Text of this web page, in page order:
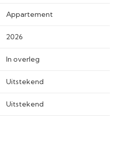
Appartement
2026
In overleg
Uitstekend
Uitstekend